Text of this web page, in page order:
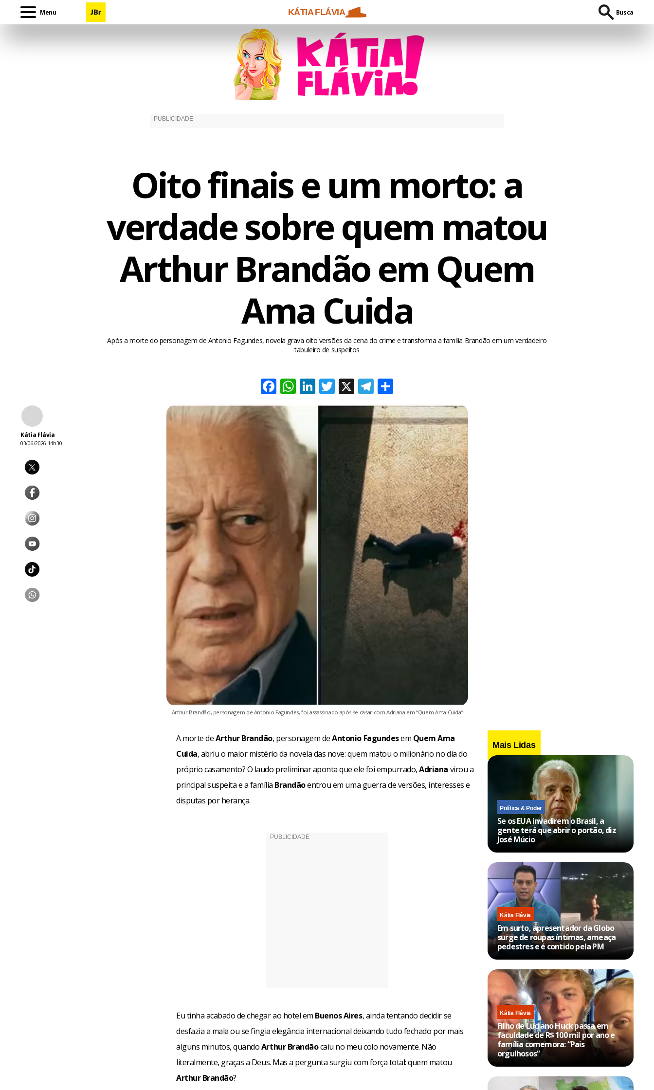
Menu KÁTIA FLÁVIA Busca
Oito finais e um morto: a
verdade sobre quem matou
Arthur Brandão em Quem
Ama Cuida
Após a morte do personagem de Antonio Fagundes, novela grava oito versões da cena do crime e transforma a família Brandão em um verdadeiro
tabuleiro de suspeitos
Facebook
WhatsApp
LinkedIn
Twitter
X Telegram
Kátia Flávia
03/06/2026 14h30
Arthur Brandão, personagem de Antonio Fagundes, foi assassinado após se casar com Adriana em “Quem Ama Cuida”
A morte deArthur Brandão, personagem deAntonio Fagundesem Quem Ama
Cuida, abriu o maior mistério da novela das nove: quem matou o milionário no dia do
próprio casamento? O laudo preliminar aponta que ele foi empurrado,Adriana virou a
principal suspeita e a família Brandãoentrou em uma guerra de versões, interesses e
disputas por herança.
Eu tinha acabado de chegar ao hotel em Buenos Aires, ainda tentando decidir se
desfazia a mala ou se fingia elegância internacional deixando tudo fechado por mais
alguns minutos, quandoArthur Brandãocaiu no meu colo novamente. Não
literalmente, graças a Deus. Mas a pergunta surgiu com força total: quem matou
Arthur Brandão?
Mais Lidas
Política & Poder
Se os EUA invadirem o Brasil, a
gente terá que abrir o portão, diz
José Múcio
Kátia Flávia
Em surto, apresentador da Globo
surge de roupas íntimas, ameaça
pedestres e é contido pela PM
Kátia Flávia
Filho de Luciano Huck passa em
faculdade de R$ 100 mil por ano e
família comemora: “Pais
orgulhosos”